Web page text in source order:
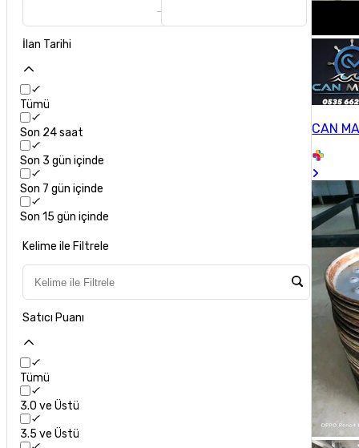
İlan Tarihi
Tümü
Son 24 saat
Son 3 gün içinde
Son 7 gün içinde
Son 15 gün içinde
Kelime ile Filtrele
Satıcı Puanı
Tümü
3.0 ve Üstü
3.5 ve Üstü
CAN